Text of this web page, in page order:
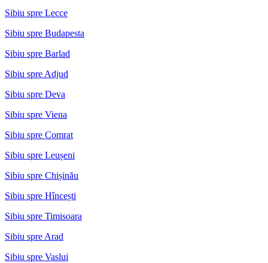
Sibiu spre Lecce
Sibiu spre Budapesta
Sibiu spre Barlad
Sibiu spre Adjud
Sibiu spre Deva
Sibiu spre Viena
Sibiu spre Comrat
Sibiu spre Leușeni
Sibiu spre Chișinău
Sibiu spre Hîncești
Sibiu spre Timisoara
Sibiu spre Arad
Sibiu spre Vaslui